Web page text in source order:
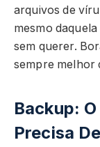
arquivos de
mesmo
sem querer.
sempre melhor
Backup:
Precisa